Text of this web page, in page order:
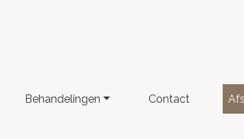
Behandelingen Contact